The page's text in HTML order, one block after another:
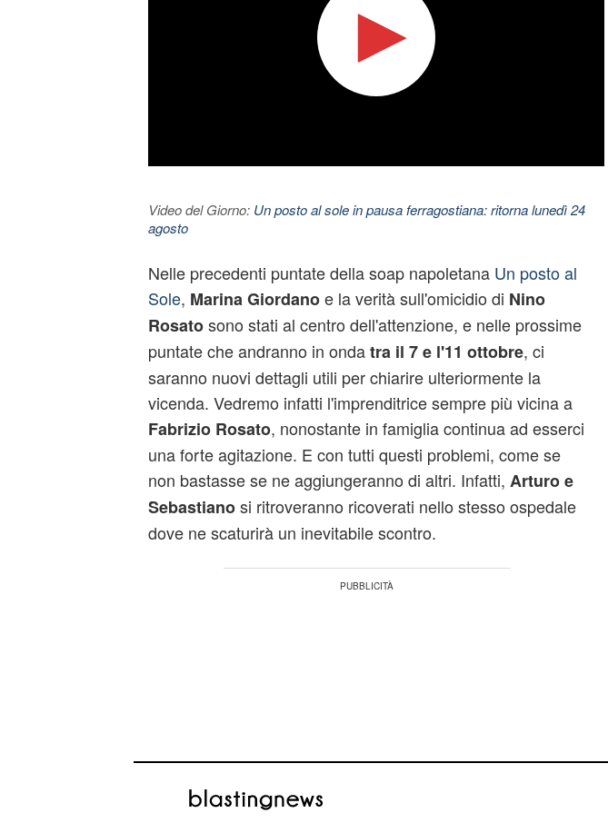
Video del Giorno: Un posto al sole in pausa ferragostiana: ritorna lunedì 24
agosto
Nelle precedenti puntate della soap napoletanaUn posto al
Sole, Marina Giordanoe la verità sull'omicidio di Nino
Rosatosono stati al centro dell'attenzione, e nelle prossime
puntate che andranno in ondatra il 7 e l'11 ottobre, ci
saranno nuovi dettagli utili per chiarire ulteriormente la
vicenda. Vedremo infatti l'imprenditrice sempre più vicina a
Fabrizio Rosato, nonostante in famiglia continua ad esserci
una forte agitazione. E con tutti questi problemi, come se
non bastasse se ne aggiungeranno di altri. Infatti, Arturo e
Sebastianosi ritroveranno ricoverati nello stesso ospedale
dove ne scaturirà un inevitabile scontro.